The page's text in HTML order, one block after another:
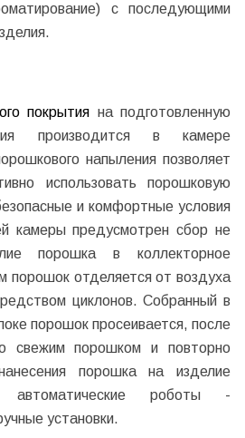
с последующими
покрытия на подготовленную
производится в камере
напыления позволяет
использовать порошковую
и комфортные условия
камеры предусмотрен сбор не
порошка в коллекторное
порошок отделяется от воздуха
циклонов. Собранный в
порошок просеивается, после
свежим порошком и повторно
порошка на изделие
автоматические роботы -
установки.